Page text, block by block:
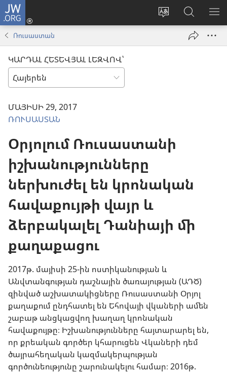
JW.ORG
Փոխել
Մուտքագրվել
(բացվումՈրոնում
JW.ORG
կայքում
Ռուսաստան
ԿԱՐԴԱԼ ՀԵՏԵՎՅԱԼ ԼԵԶՎՈՎ՝
ՄԱՅԻՍԻ 29, 2017
ՌՈՒՍԱՍՏԱՆ
Օրյոլում Ռուսաստանի
իշխանությունները
ներխուժել են կրոնական
հավաքույթի վայր և
ձերբակալել Դանիայի մի
քաղաքացու
2017թ. մայիսի 25-ին ոստիկանության և
Անվտանգության դաշնային ծառայության (ԱԴԾ)
զինված աշխատակիցները Ռուսաստանի Օրյոլ
քաղաքում ընդհատել են Եհովայի վկաների ամեն
շաբաթ անցկացվող խաղաղ կրոնական
հավաքույթը։ Իշխանությունները հայտարարել են,
որ քրեական գործեր կհարուցեն Վկաների դեմ
ծայրահեղական կազմակերպության
գործունեությունը շարունակելու համար։ 2016թ.